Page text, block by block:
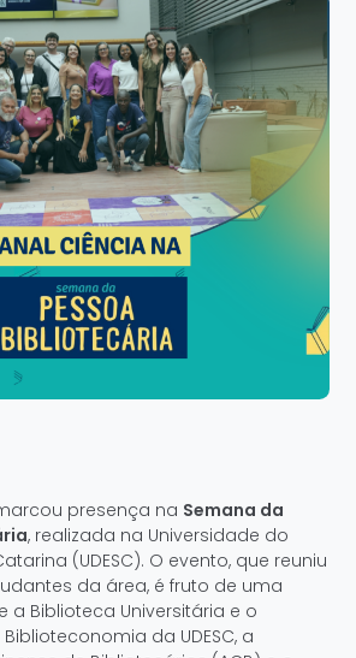
presença na Semana da
, realizada na Universidade do
(UDESC). O evento, que reuniu
da área, é fruto de uma
Biblioteca Universitária e o
da UDESC, a